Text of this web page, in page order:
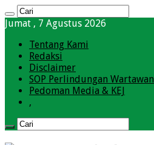
Jumat , 7 Agustus 2026
Tentang Kami
Redaksi
Disclaimer
SOP Perlindungan Wartawan
Pedoman Media & KEJ
,